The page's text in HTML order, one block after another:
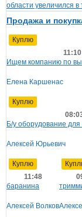
области увеличился в
Продажа и
Куплю
11:10
Ищем компанию по
Елена Каршенас
Куплю
Б/у оборудование
Алексей Юрьевич
Куплю
11:48
баранина
Алексей Волков